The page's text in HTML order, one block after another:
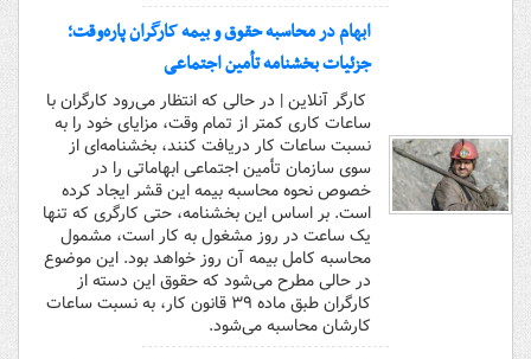
ابهام در محاسبه حقوق و بیمه کارگران پاره‌وقت؛
جزئیات بخشنامه تأمین اجتماعی
کارگر آنلاین | در حالی که انتظار می‌رود کارگران با
ساعات کاری کمتر از تمام وقت، مزایای خود را به
نسبت ساعات کار دریافت کنند، بخشنامه‌ای از
سوی سازمان تأمین اجتماعی ابهاماتی را در
خصوص نحوه محاسبه بیمه این قشر ایجاد کرده
است. بر اساس این بخشنامه، حتی کارگری که تنها
یک ساعت در روز مشغول به کار است، مشمول
محاسبه کامل بیمه آن روز خواهد بود. این موضوع
در حالی مطرح می‌شود که حقوق این دسته از
کارگران طبق ماده ۳۹ قانون کار، به نسبت ساعات
کارشان محاسبه می‌شود.